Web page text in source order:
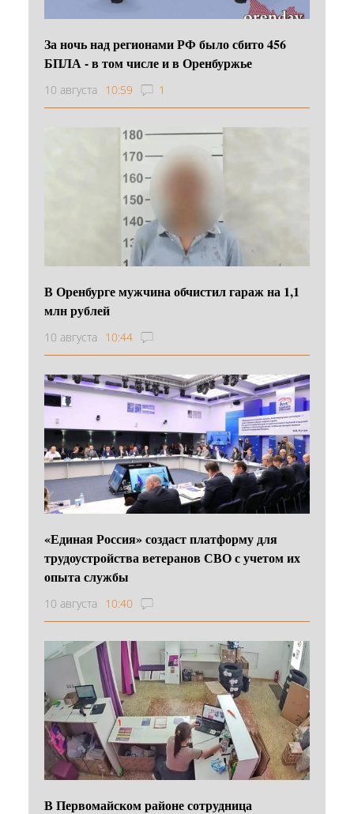
За ночь над регионами РФ было сбито 456
БПЛА - в том числе и в Оренбуржье
10 августа 10:59 1
В Оренбурге мужчина обчистил гараж на 1,1
млн рублей
10 августа 10:44
«Единая Россия» создаст платформу для
трудоустройства ветеранов СВО с учетом их
опыта службы
10 августа 10:40
В Первомайском районе сотрудница